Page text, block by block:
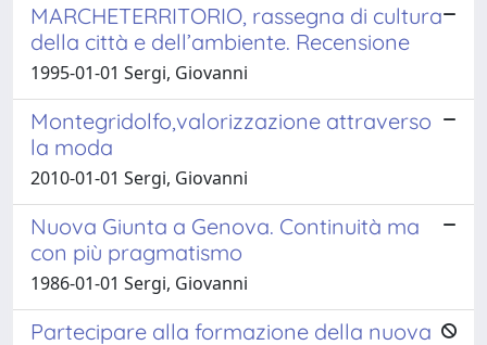
MARCHETERRITORIO, rassegna di cultura
della città e dell’ambiente. Recensione
1995-01-01 Sergi, Giovanni
Montegridolfo,valorizzazione attraverso
la moda
2010-01-01 Sergi, Giovanni
Nuova Giunta a Genova. Continuità ma
con più pragmatismo
1986-01-01 Sergi, Giovanni
Partecipare alla formazione della nuova